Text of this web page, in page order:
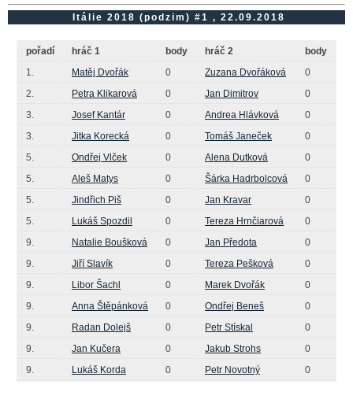
Itálie 2018 (podzim) #1 , 22.09.2018
pořadí hráč 1 body hráč 2
body
1.
Matěj Dvořák 0 Zuzana Dvořáková
0
2.
Petra Klikarová 0 Jan Dimitrov
0
3.
Josef Kantár 0 Andrea Hlávková
0
3.
Jitka Korecká 0 Tomáš Janeček
0
5.
Ondřej Vlček 0 Alena Dutková
0
5.
Aleš Matys 0 Šárka Hadrbolcová
0
5.
Jindřich Piš 0 Jan Kravar
0
5.
Lukáš Spozdil 0 Tereza Hrnčiarová
0
9.
Natalie Boušková 0 Jan Předota
0
9.
Jiří Slavík 0 Tereza Pešková
0
9.
Libor Šachl 0 Marek Dvořák
0
9.
Anna Štěpánková 0 Ondřej Beneš
0
9.
Radan Dolejš 0 Petr Stískal
0
9.
Jan Kučera 0 Jakub Strohs
0
9.
Lukáš Korda 0 Petr Novotný 0